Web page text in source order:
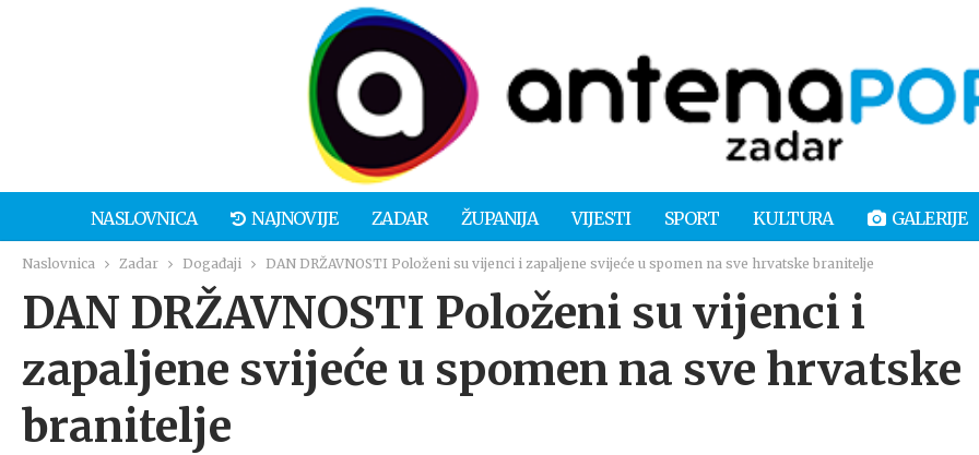
NASLOVNICA NAJNOVIJE ZADAR ŽUPANIJA VIJESTI SPORT KULTURA GALERIJE
Naslovnica Zadar Događaji DAN DRŽAVNOSTI Položeni su vijenci i zapaljene svijeće u spomen na sve hrvatske branitelje
DAN DRŽAVNOSTI Položeni su vijenci i
zapaljene svijeće u spomen na sve hrvatske
branitelje